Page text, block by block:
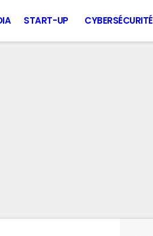
START-UP CYBERSÉCURITÉ